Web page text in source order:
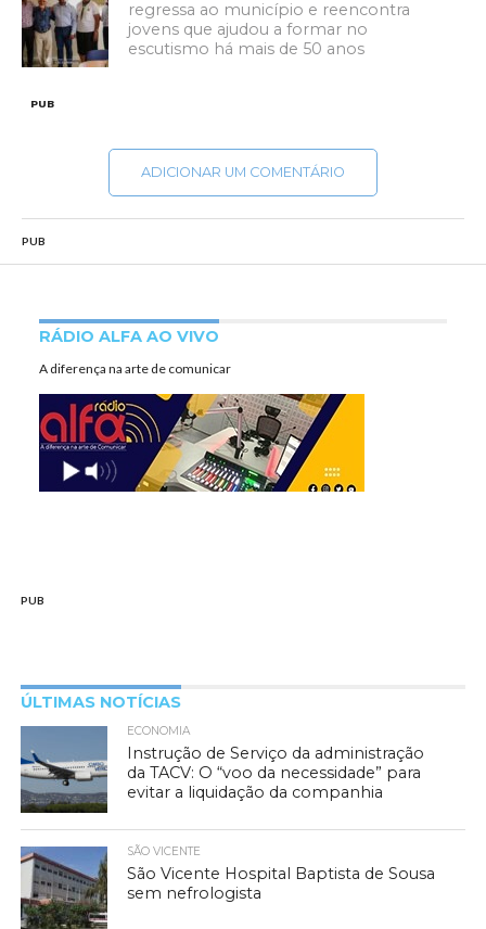
regressa ao município e reencontra
jovens que ajudou a formar no
escutismo há mais de 50 anos
PUB
ADICIONAR UM COMENTÁRIO
PUB
RÁDIO ALFA AO VIVO
A diferença na arte de comunicar
PUB
ÚLTIMAS NOTÍCIAS
ECONOMIA
Instrução de Serviço da administração
da TACV: O “voo da necessidade” para
evitar a liquidação da companhia
SÃO VICENTE
São Vicente Hospital Baptista de Sousa
sem nefrologista